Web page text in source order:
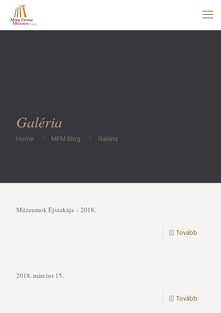
Galéria
Home MFM Blog Galéria
Múzeumok Éjszakája – 2018.
Tovább
2018. március 15.
Tovább